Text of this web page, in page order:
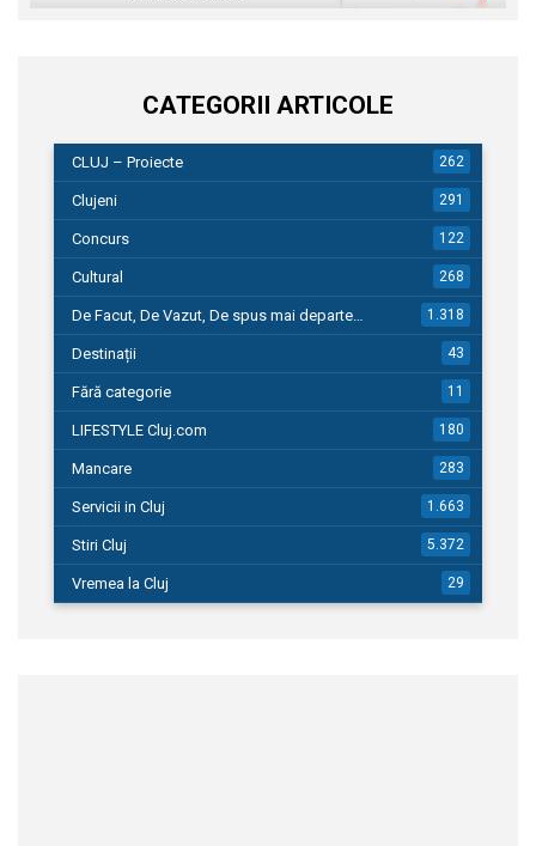
CATEGORII ARTICOLE
CLUJ – Proiecte 262
Clujeni 291
Concurs 122
Cultural 268
De Facut, De Vazut, De spus mai departe… 1.318
Destinații 43
Fără categorie 11
LIFESTYLE Cluj.com 180
Mancare 283
Servicii in Cluj 1.663
Stiri Cluj 5.372
Vremea la Cluj 29